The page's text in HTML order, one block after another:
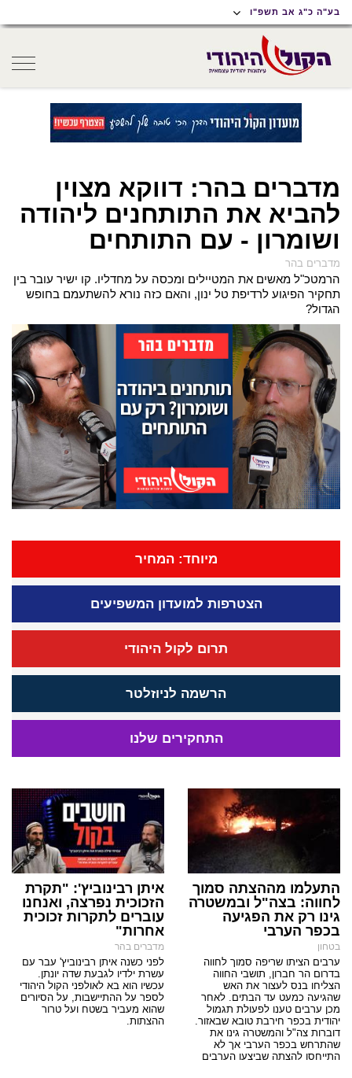
תפריט
נגישות
תפריט
ראשי
תוכן
ראשי
בע"ה כ"ג אב תשפ"ו
מדברים בהר: דווקא מצוין
להביא את התותחנים ליהודה
ושומרון - עם התותחים
מדברים בהר
הרמטכ"ל מאשים את המטיילים ומכסה על מחדליו. קו ישיר עובר בין
תחקיר הפיגוע לרדיפת טל ינון, והאם כזה נורא להשתעמם בחופש
הגדול?
מיוחד: המחיר
הצטרפות למועדון המשפיעים
תרום לקול היהודי
הרשמה לניוזלטר
התחקירים שלנו
התעלמו מההצתה סמוך
לחווה: בצה"ל ובמשטרה
גינו רק את הפגיעה
בכפר הערבי
בטחון
ערבים הציתו שריפה סמוך לחווה
בדרום הר חברון, תושבי החווה
הצליחו בנס לעצור את האש
שהגיעה כמעט עד הבתים. לאחר
מכן ערבים טענו לפעולת תגמול
יהודית בכפר חירבת טובא שבאזור.
דוברות צה"ל והמשטרה גינו את
שהתרחש בכפר הערבי אך לא
התייחסו להצתה שביצעו הערבים
איתן רבינוביץ': "תקרת
הזכוכית נפרצה, ואנחנו
עוברים לתקרות זכוכית
אחרות"
מדברים בהר
לפני כשנה איתן רבינוביץ' עבר עם
עשרת ילדיו לגבעת שדה יונתן.
עכשיו הוא בא לאולפני הקול היהודי
לספר על ההתיישבות, על הסיורים
שהוא מעביר בשטח ועל טרור
ההצתות.